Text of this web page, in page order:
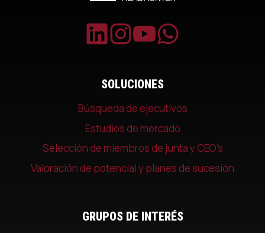
SOLUCIONES
Búsqueda de ejecutivos
Estudios de mercado
Selección de miembros de junta y CEO’s
Valoración de potencial y planes de sucesión
GRUPOS DE INTERÉS